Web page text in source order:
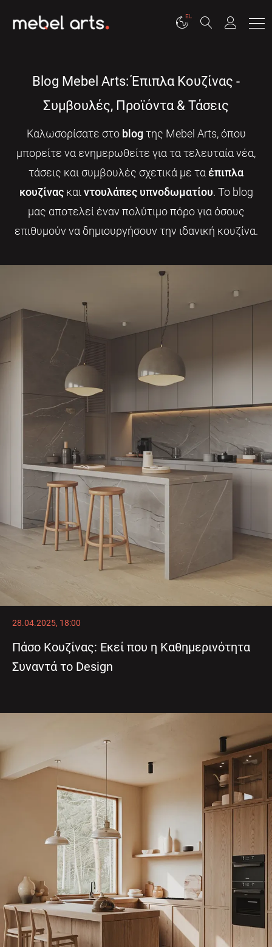
EL
Blog Mebel Arts: Έπιπλα Κουζίνας -
Συμβουλές, Προϊόντα & Τάσεις
Καλωσορίσατε στο blogτης Mebel Arts, όπου
μπορείτε να ενημερωθείτε για τα τελευταία νέα,
τάσεις και συμβουλές σχετικά με τα έπιπλα
κουζίναςκαι ντουλάπες υπνοδωματίου. Το blog
μας αποτελεί έναν πολύτιμο πόρο για όσους
επιθυμούν να δημιουργήσουν την ιδανική κουζίνα.
28.04.2025, 18:00
Πάσο Κουζίνας: Εκεί που η Καθημερινότητα
Συναντά το Design